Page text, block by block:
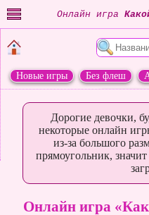
Онлайн игра
Новые игры Без флеш
Дорогие девочки,
некоторые онлайн
из-за большого
прямоугольник,
Онлайн игра